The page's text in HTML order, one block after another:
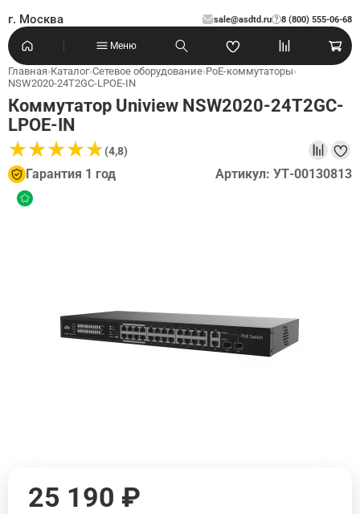
г. Москва sale@asdtd.ru 8 (800) 555-06-68
?
Меню
Главная›Каталог›Сетевое оборудование›PoE-коммутаторы›
NSW2020-24T2GC-LPOE-IN
Коммутатор Uniview NSW2020-24T2GC-
LPOE-IN
★★★★★
★★★★★(4,8)
Гарантия 1 год Артикул: УТ-00130813
25 190 ₽